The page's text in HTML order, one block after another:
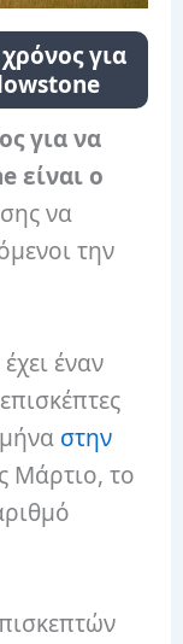
για
για να
είναι ο
να
την
έναν
στην
Μάρτιο, το